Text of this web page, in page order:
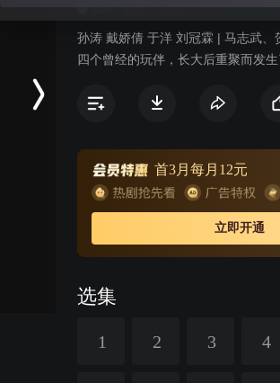
情感
孙涛 戴娇倩 于洋 刘冠霖 | 马志武、
四个曾经的玩伴，长大后重聚而发生
归精英周晓亮、整形医生袁满再次
起了玩笑。一次偶然的乐于助人事
作，还被社会舆论推到风口浪尖，成
游男”，而这一切竟是自己的好兄弟
首3月每月12元
立即开通
选集
1 2 3 4